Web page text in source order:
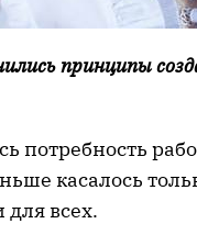
принципы
потребность
касалось
для всех.